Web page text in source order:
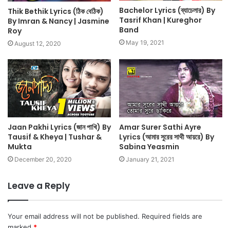
Thik Bethik Lyrics (ঠিক বেঠিক)
By Imran & Nancy | Jasmine
Roy
August 12, 2020
Bachelor Lyrics (ব্যাচেলার) By
Tasrif Khan | Kureghor
Band
May 19, 2021
Jaan Pakhi Lyrics (জান পাখি) By
Tausif & Kheya | Tushar &
Mukta
December 20, 2020
Amar Surer Sathi Ayre
Lyrics (আমার সুরের সাথী আয়রে) By
Sabina Yeasmin
January 21, 2021
Leave a Reply
Your email address will not be published. Required fields are